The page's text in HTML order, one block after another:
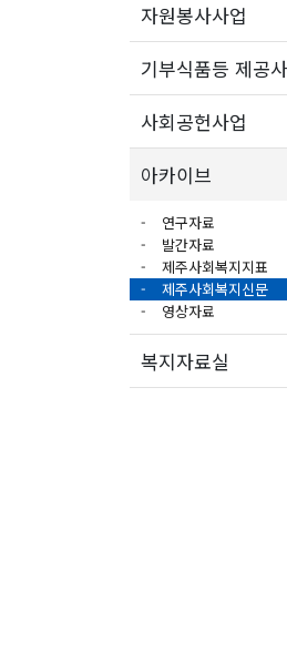
자원봉사사업
기부식품등 제공
사회공헌사업
아카이브
연구자료
발간자료
제주사회복지지표
제주사회복지신문
영상자료
복지자료실